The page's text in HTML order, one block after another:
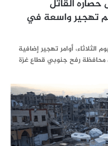
حصاره القاتل
تهجير واسعة في
الثلاثاء، أوامر تهجير إضافية
رفح جنوبي قطاع غزة